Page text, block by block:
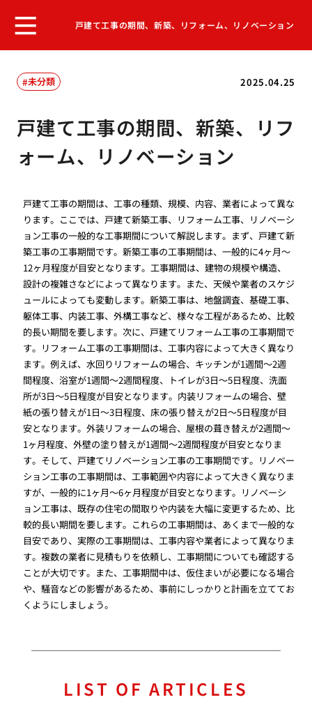
戸建て工事の期間、新築、リフォーム、リノベーション
2025.04.25
未分類
戸建て工事の期間、新築、リフ
ォーム、リノベーション
戸建て工事の期間は、工事の種類、規模、内容、業者によって異な
ります。ここでは、戸建て新築工事、リフォーム工事、リノベーシ
ョン工事の一般的な工事期間について解説します。まず、戸建て新
築工事の工事期間です。新築工事の工事期間は、一般的に4ヶ月〜
12ヶ月程度が目安となります。工事期間は、建物の規模や構造、
設計の複雑さなどによって異なります。また、天候や業者のスケジ
ュールによっても変動します。新築工事は、地盤調査、基礎工事、
躯体工事、内装工事、外構工事など、様々な工程があるため、比較
的長い期間を要します。次に、戸建てリフォーム工事の工事期間で
す。リフォーム工事の工事期間は、工事内容によって大きく異なり
ます。例えば、水回りリフォームの場合、キッチンが1週間〜2週
間程度、浴室が1週間〜2週間程度、トイレが3日〜5日程度、洗面
所が3日〜5日程度が目安となります。内装リフォームの場合、壁
紙の張り替えが1日〜3日程度、床の張り替えが2日〜5日程度が目
安となります。外装リフォームの場合、屋根の葺き替えが2週間〜
1ヶ月程度、外壁の塗り替えが1週間〜2週間程度が目安となりま
す。そして、戸建てリノベーション工事の工事期間です。リノベー
ション工事の工事期間は、工事範囲や内容によって大きく異なりま
すが、一般的に1ヶ月〜6ヶ月程度が目安となります。リノベーシ
ョン工事は、既存の住宅の間取りや内装を大幅に変更するため、比
較的長い期間を要します。これらの工事期間は、あくまで一般的な
目安であり、実際の工事期間は、工事内容や業者によって異なりま
す。複数の業者に見積もりを依頼し、工事期間についても確認する
ことが大切です。また、工事期間中は、仮住まいが必要になる場合
や、騒音などの影響があるため、事前にしっかりと計画を立ててお
くようにしましょう。
LIST OF ARTICLES